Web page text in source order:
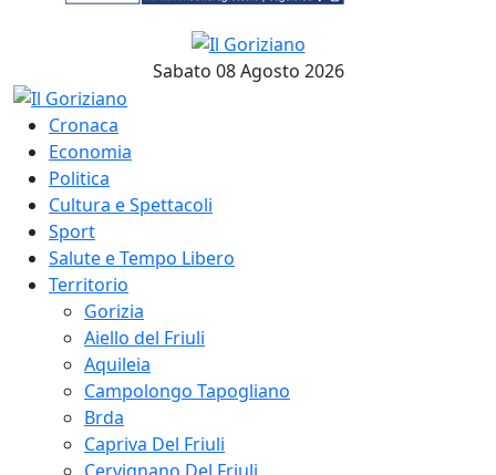
Sabato 08 Agosto 2026
Cronaca
Economia
Politica
Cultura e Spettacoli
Sport
Salute e Tempo Libero
Territorio
Gorizia
Aiello del Friuli
Aquileia
Campolongo Tapogliano
Brda
Capriva Del Friuli